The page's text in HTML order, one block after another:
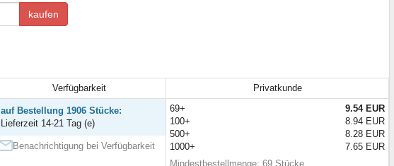
kaufen
Verfügbarkeit
Privatkunde
auf Bestellung 1906 Stücke:
Lieferzeit 14-21 Tag (e)
Benachrichtigung bei Verfügbarkeit
69+
9.54 EUR
100+
8.94 EUR
500+
8.28 EUR
1000+
7.65 EUR
Mindestbestellmenge: 69 Stücke